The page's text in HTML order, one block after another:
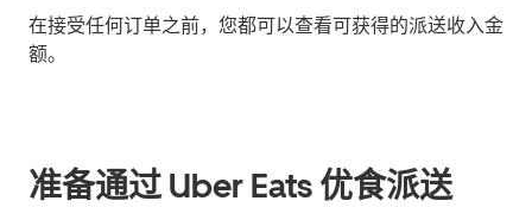
在接受任何订单之前，您都可以查看可获得的派送收入金
额。
准备通过 Uber Eats 优食派送